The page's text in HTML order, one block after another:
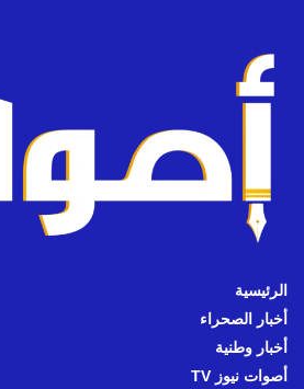
الرئيسية
أخبار الصحراء
أخبار وطنية
أصوات نيوز TV